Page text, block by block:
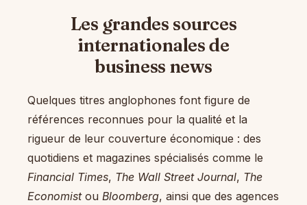
Les grandes sources
internationales de
business news
Quelques titres anglophones font figure de
références reconnues pour la qualité et la
rigueur de leur couverture économique : des
quotidiens et magazines spécialisés comme le
Financial Times, The Wall Street Journal, The
Economistou Bloomberg, ainsi que des agences